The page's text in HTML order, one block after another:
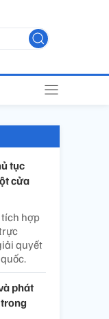
tục
cửa
tích hợp
quyết
phát